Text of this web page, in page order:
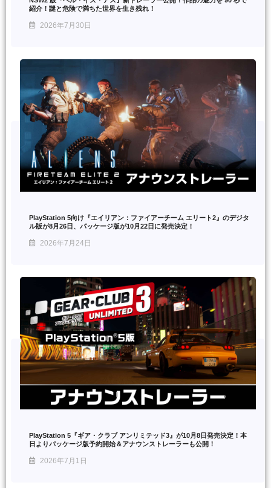
紹介！謎と危険で満ちた世界を生き残れ！
2026年7月30日
PlayStation 5向け『エイリアン：ファイアーチーム エリート2』のデジタ
ル版が8月26日、パッケージ版が10月22日に発売決定！
2026年7月24日
PlayStation 5『ギア・クラブ アンリミテッド3』が10月8日発売決定！本
日よりパッケージ版予約開始＆アナウンストレーラーも公開！
2026年7月1日